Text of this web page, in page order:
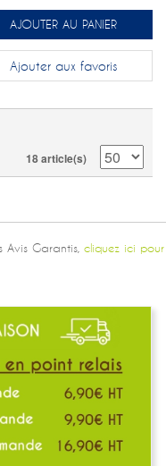
AJOUTER AU PANIER
Ajouter aux favoris
18 article(s)
Garantis, cliquez ici pour